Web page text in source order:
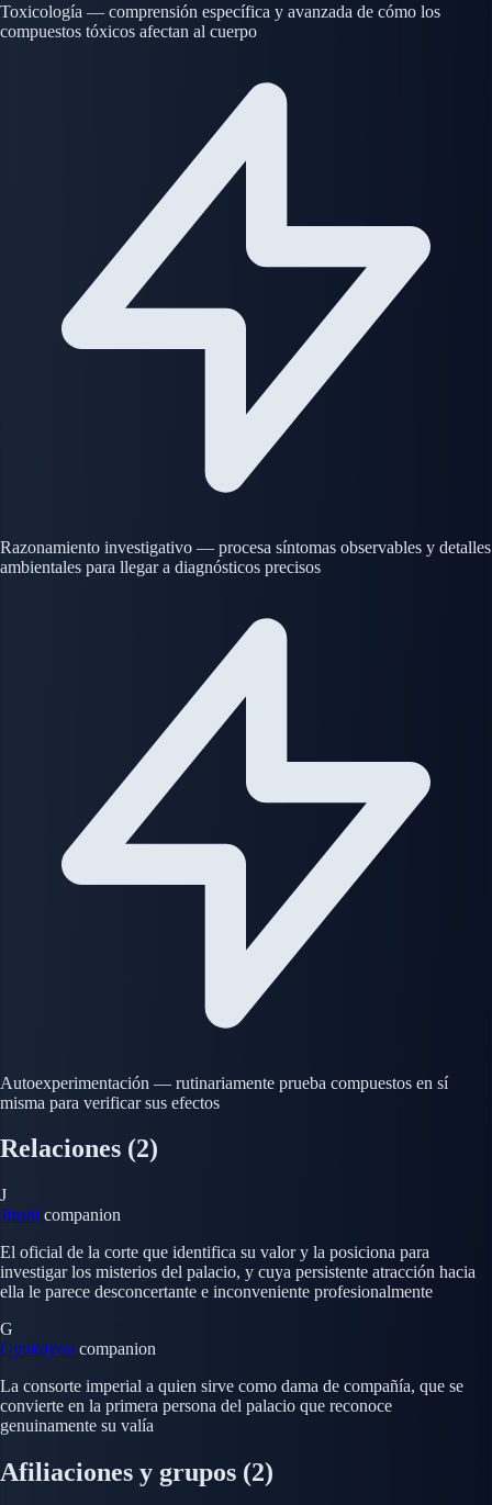
Toxicología — comprensión específica y avanzada de cómo los
compuestos tóxicos afectan al cuerpo
Razonamiento investigativo — procesa síntomas observables y detalles
ambientales para llegar a diagnósticos precisos
Autoexperimentación — rutinariamente prueba compuestos en sí
misma para verificar sus efectos
Relaciones (2)
J
Jinshi companion
El oficial de la corte que identifica su valor y la posiciona para
investigar los misterios del palacio, y cuya persistente atracción hacia
ella le parece desconcertante e inconveniente profesionalmente
G
Gyokuyou companion
La consorte imperial a quien sirve como dama de compañía, que se
convierte en la primera persona del palacio que reconoce
genuinamente su valía
Afiliaciones y grupos (2)